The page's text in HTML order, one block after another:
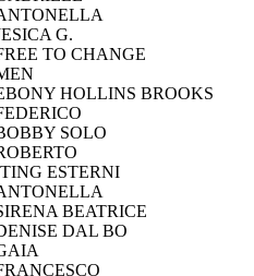
G.
TO CHANGE
HOLLINS BROOKS
SOLO
ESTERNI
BEATRICE
DAL BO